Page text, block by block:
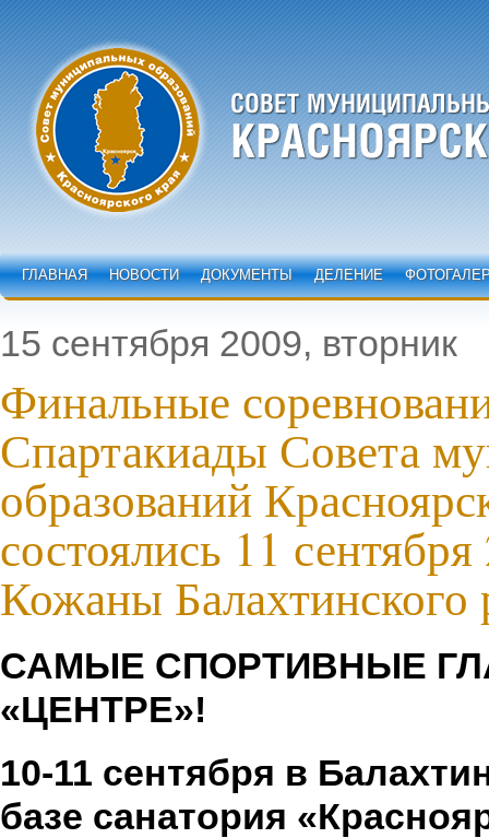
ГЛАВНАЯ НОВОСТИ ДОКУМЕНТЫ ДЕЛЕНИЕ
15 сентября 2009, вторник
Финальные
Спартакиады Совета
образований
состоялись 11
Кожаны Балахтинского
САМЫЕ СПОРТИВНЫЕ
«ЦЕНТРЕ»!
10-11 сентября в
базе санатория